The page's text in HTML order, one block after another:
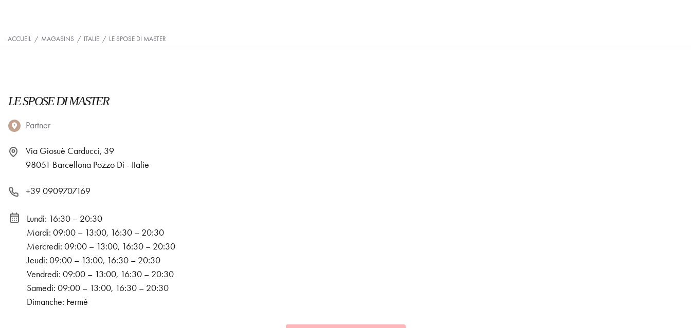
ACCUEIL / MAGASINS / ITALIE / LE SPOSE DI MASTER
LE SPOSE DI MASTER
Partner
Via Giosuè Carducci, 39
98051 Barcellona Pozzo Di - Italie
+39 0909707169
Lundi: 16:30 – 20:30
Mardi: 09:00 – 13:00, 16:30 – 20:30
Mercredi: 09:00 – 13:00, 16:30 – 20:30
Jeudi: 09:00 – 13:00, 16:30 – 20:30
Vendredi: 09:00 – 13:00, 16:30 – 20:30
Samedi: 09:00 – 13:00, 16:30 – 20:30
Dimanche: Fermé